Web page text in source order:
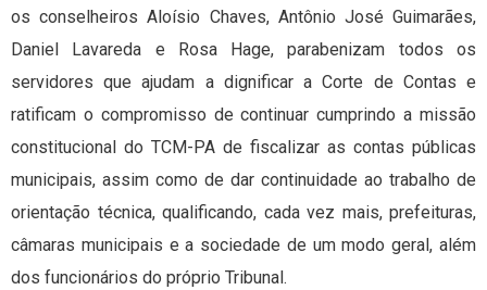
os conselheiros Aloísio Chaves, Antônio José Guimarães,
Daniel Lavareda e Rosa Hage, parabenizam todos os
servidores que ajudam a dignificar a Corte de Contas e
ratificam o compromisso de continuar cumprindo a missão
constitucional do TCM-PA de fiscalizar as contas públicas
municipais, assim como de dar continuidade ao trabalho de
orientação técnica, qualificando, cada vez mais, prefeituras,
câmaras municipais e a sociedade de um modo geral, além
dos funcionários do próprio Tribunal.